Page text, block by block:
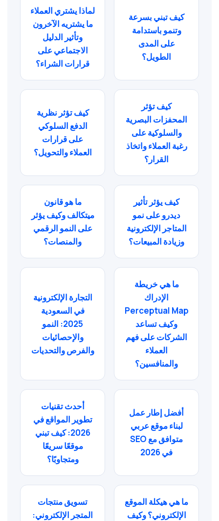
كيف تبني بسرعة
وتنمو باستدامة
على المدى
الطويل؟
لماذا يشتري العملاء
ما يشتريه الآخرون
وتأثير الدليل
الاجتماعي على
قرارات الشراء؟
كيف تؤثر
المحفزات البصرية
والسلوكية على
رغبة العملاء واتخاذ
القرار؟
كيف تؤثر نظرية
الدفع السلوكي
على قرارات
العملاء والتحويل؟
كيف يؤثر تأثير
ديدرو على نمو
المتاجر الإلكترونية
وزيادة المبيعات؟
ما هو قانون
ميتكالف وكيف يؤثر
على النمو الرقمي
والمنصات؟
ما هي خريطة
الإدراك
Perceptual Map
وكيف تساعد
الشركات على فهم
العملاء
والمنافسين؟
التجارة الإلكترونية
في السعودية
2025: النمو
والإحصائيات
والفرص والتحديات
أفضل إطار عمل
لبناء موقع عربي
متوافق مع SEO
في 2026
أحدث تقنيات
تطوير المواقع في
2026: كيف تبني
موقعًا سريعًا
ومتجاوبًا؟
ما هي هيكلة الموقع
الإلكتروني؟ وكيف
تسويق منتجات
المتجر الإلكتروني: